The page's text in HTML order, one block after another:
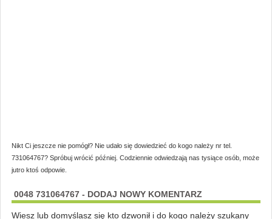
Nikt Ci jeszcze nie pomógł? Nie udało się dowiedzieć do kogo należy nr tel.
731064767? Spróbuj wrócić później. Codziennie odwiedzają nas tysiące osób, może
jutro ktoś odpowie.
0048 731064767 - DODAJ NOWY KOMENTARZ
Wiesz lub domyślasz się kto dzwonił i do kogo należy szukany